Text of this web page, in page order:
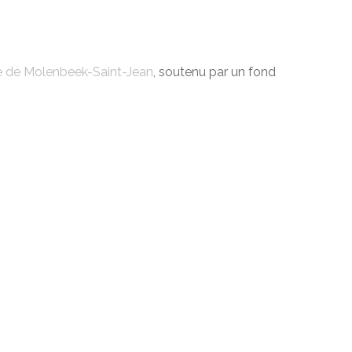
de Molenbeek-Saint-Jean , soutenu par un fond